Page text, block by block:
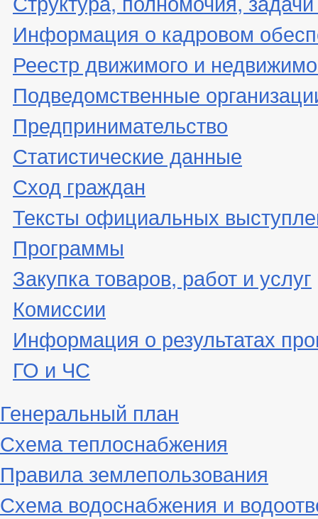
Информация о кадровом
Реестр движимого и
Подведомственные
Предпринимательство
Статистические данные
Сход граждан
Тексты официальных
Программы
Закупка товаров, работ и услуг
Комиссии
Информация о результатах
ГО и ЧС
Генеральный план
Схема теплоснабжения
Правила землепользования
Схема водоснабжения и